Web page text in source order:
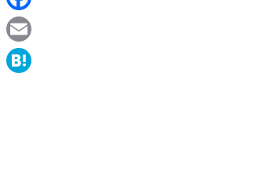
n
e
F
a
c
E